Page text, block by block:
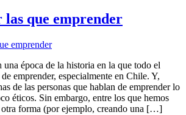
las que emprender
época de la historia en la que todo el
emprender, especialmente en Chile. Y,
de las personas que hablan de emprender lo
éticos. Sin embargo, entre los que hemos
otra forma (por ejemplo, creando una […]